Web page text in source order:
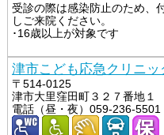
受診の際は感染防止のため、
しご来院ください。
･16歳以上が対象です
津市こども応急クリニ
〒514-0125
津市大里窪田町３２７番地１
電話（昼・夜）059-236-5501